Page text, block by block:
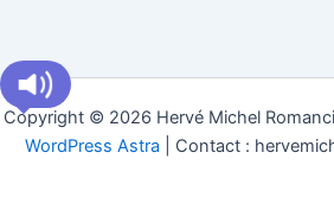
Copyright © 2026 Hervé Michel
WordPress Astra | Contact :